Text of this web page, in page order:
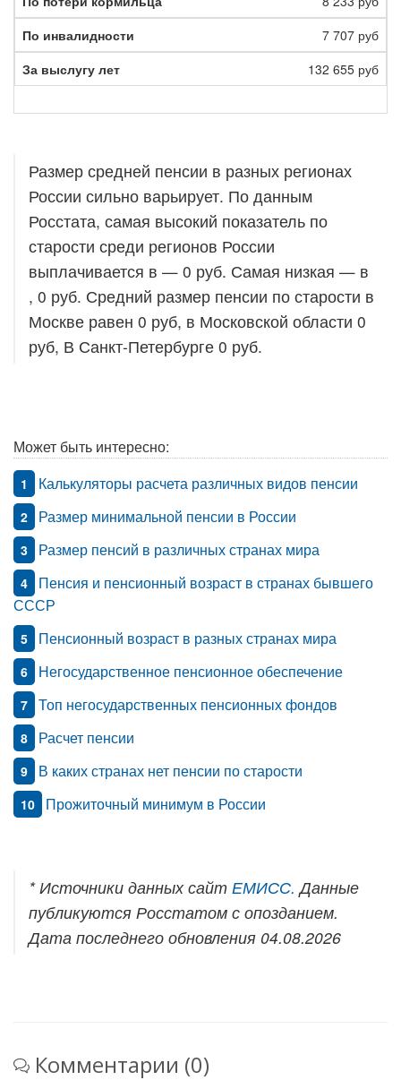
7 707 руб
132 655 руб
Размер средней пенсии в разных регионах
России сильно варьирует. По данным
Росстата, самая высокий показатель по
старости среди регионов России
выплачивается в — 0 руб. Самая низкая — в
, 0 руб. Средний размер пенсии по старости в
Москве равен 0 руб, в Московской области 0
руб, В Санкт-Петербурге 0 руб.
Может быть интересно:
1 Калькуляторы расчета различных видов пенсии
2 Размер минимальной пенсии в России
3 Размер пенсий в различных странах мира
4
Пенсия и пенсионный возраст в странах бывшего
СССР
5 Пенсионный возраст в разных странах мира
6 Негосударственное пенсионное обеспечение
7 Топ негосударственных пенсионных фондов
8 Расчет пенсии
9 В каких странах нет пенсии по старости
10 Прожиточный минимум в России
* Источники данных сайт ЕМИСС. Данные
публикуются Росстатом с опозданием.
Дата последнего обновления 04.08.2026
Комментарии (0)